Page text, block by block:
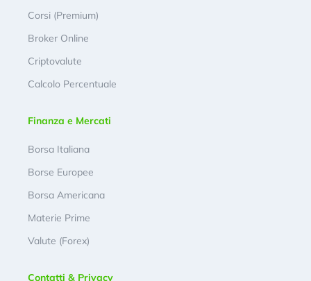
Corsi (Premium)
Broker Online
Criptovalute
Calcolo Percentuale
Finanza e Mercati
Borsa Italiana
Borse Europee
Borsa Americana
Materie Prime
Valute (Forex)
Contatti & Privacy